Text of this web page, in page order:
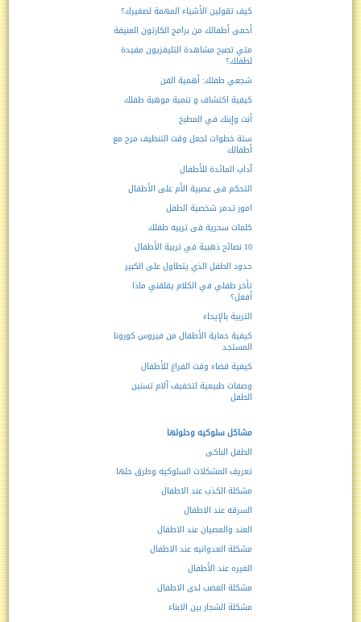
كيف تقولين الأشياء المهمة لصغيرك؟
أحمى أطفالك من برامج الكارتون العنيفة
متي تصبح مشاهدة التليفزيون مفيدة
لطفلك؟
شجعي طفلك: أهمية الفن
كيفية اكتشاف و تنمية موهبة طفلك
أنت وإبنك في المطبخ
ستة خطوات لجعل وقت التنظيف مرح مع
أطفالك
آداب المائدة للأطفال
التحكم فى عصبية الأم على الأطفال
امور تدمر شخصية الطفل
كلمات سحرية فى تربيه طفلك
10 نصائح ذهبية في تربية الأطفال
حدود الطفل الذي يتطاول على الكبير
تأخر طفلي في الكلام يقلقني ماذا
أفعل؟
التربية بالإيحاء
كيفية حماية الأطفال من فيروس كورونا
المستجد
كيفية قضاء وقت الفراغ للأطفال
وصفات طبيعية لتخفيف آلام تسنين
الطفل
مشاكل سلوكيه وحلولها
الطفل الباكى
تعريف المشكلات السلوكيه وطرق حلها
مشكلة الكذب عند الاطفال
السرقه عند الاطفال
العند والعصيان عند الاطفال
مشكلة العدوانيه عند الاطفال
الغيره عند الأطفال
مشكلة الغضب لدى الاطفال
مشكلة الشجار بين الابناء